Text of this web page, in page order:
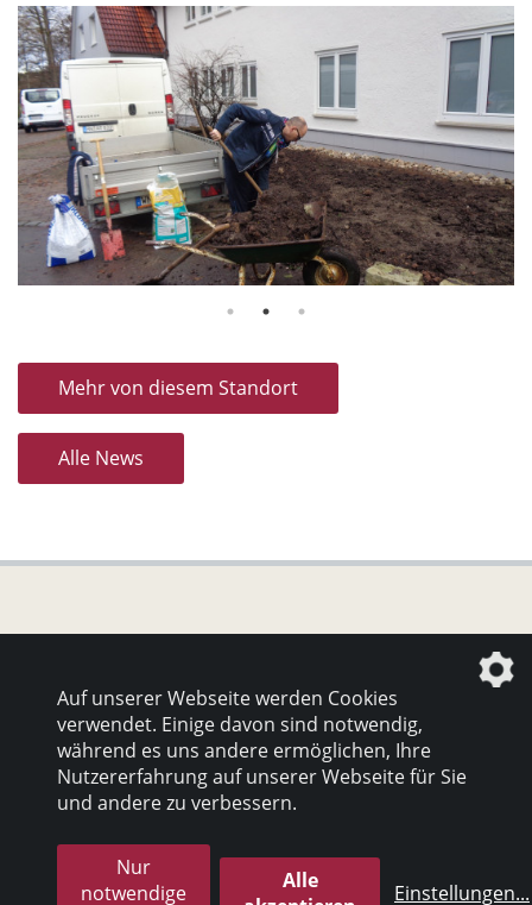
Mehr von diesem Standort
Alle News
© 2026 inter pares Sozialholding GmbH
die profilschmiede - Internetagentur
Auf unserer Webseite werden Cookies
verwendet. Einige davon sind notwendig,
während es uns andere ermöglichen, Ihre
Nutzererfahrung auf unserer Webseite für Sie
und andere zu verbessern.
Nur
notwendige
Alle
Einstellungen...